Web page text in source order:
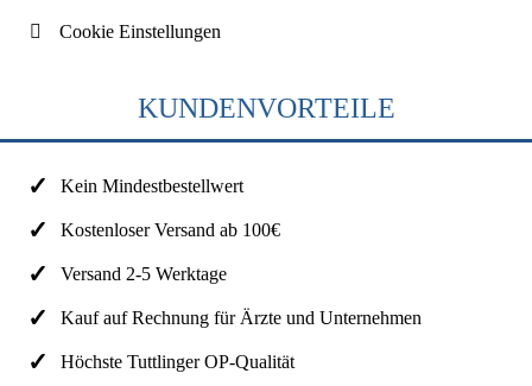
Cookie Einstellungen
KUNDENVORTEILE
Kein Mindestbestellwert
Kostenloser Versand ab 100€
Versand 2-5 Werktage
Kauf auf Rechnung für Ärzte und Unternehmen
Höchste Tuttlinger OP-Qualität